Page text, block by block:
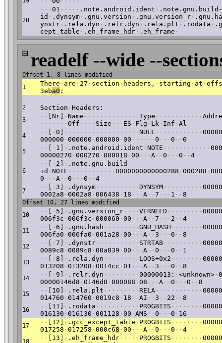
20
· · · 01 · · · · · .note.android.ident · .note.gnu.build-
id · .dynsym · .gnu.version · .gnu.version_r ·
ynstr · .rela.dyn · .relr.dyn · .rela.plt · .rodata ·
cept_table · .eh_frame_hdr · .eh_frame ·
⊟ readelf --wide --
Offset 1, 8 lines modified
1
There · are · 27 · section · headers, · starting · at ·
3eba0 :
2 Section · Headers:
3 · · [Nr] · Name · · · · · · · · · · · · · · Type · · · · · · · · · · · ·
· · · · · · · Off · · · · Size · · · ES · Flg · Lk · Inf · Al
4 · · · 0] · · · · · · · · · · · · · · · · · · · NULL · · · · · · · · · · · ·
000000 · 000000 · 000000 · 00 · · · · · · 0 · · · 0 · · 0
5 · · · 1] · .note.android.ident · NOTE · · · · · · · · · · · ·
00000270 · 000270 · 000018 · 00 · · · A · · 0 · · · 0 · · 4
6
· · · 2] · .note.gnu.build-
id · NOTE · · · · · · · · · · · · 0000000000000288 · 000288 ·
0 · · · A · · 0 · · · 0 · · 4
7 · · · 3] · .dynsym · · · · · · · · · · · DYNSYM · · · · · · · · · ·
0002a8 · 0002a8 · 006438 · 18 · · · A · · 7 · · · 1 · · 8
Offset 10, 27 lines modified
10
· · · 5] · .gnu.version_r · · · · VERNEED · · · · · · · · ·
006f3c · 006f3c · 000060 · 00 · · · A · · 7 · · · 2 · · 4
11 · · · 6] · .gnu.hash · · · · · · · · · GNU_HASH · · · · · · · ·
006fa0 · 006fa0 · 001a28 · 00 · · · A · · 3 · · · 0 · · 8
12 · · · 7] · .dynstr · · · · · · · · · · · STRTAB · · · · · · · · · ·
0089c8 · 0089c8 · 00a839 · 00 · · · A · · 0 · · · 0 · · 1
13 · · · 8] · .rela.dyn · · · · · · · · · LOOS+0x2 · · · · · · · ·
013208 · 013208 · 0014cc · 01 · · · A · · 3 · · · 0 · · 8
14 · · · 9] · .relr.dyn · · · · · · · · · 00000013: · <unknown> ·
00000146d8 · 0146d8 · 000088 · 08 · · · A · · 0 · · · 0 · · 8
15 · · [10] · .rela.plt · · · · · · · · · RELA · · · · · · · · · · · ·
014760 · 014760 · 0019c8 · 18 · · AI · · 3 · · 22 · · 8
16 · · [11] · .rodata · · · · · · · · · · · PROGBITS · · · · · · · ·
016130 · 016130 · 001128 · 00 · AMS · · 0 · · · 0 · 16
17 · · [12] · .gcc_except_table · PROGBITS · · · · · · · ·
017258 · 017258 · 000c68 · 00 · · · A · · 0 · · · 0 · · 4
18 · · [13] · .eh_frame_hdr · · · · · PROGBITS · · · · · · · ·